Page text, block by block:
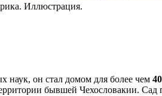
Иллюстрация.
наук, он стал домом для более чем
бывшей Чехословакии. Сад